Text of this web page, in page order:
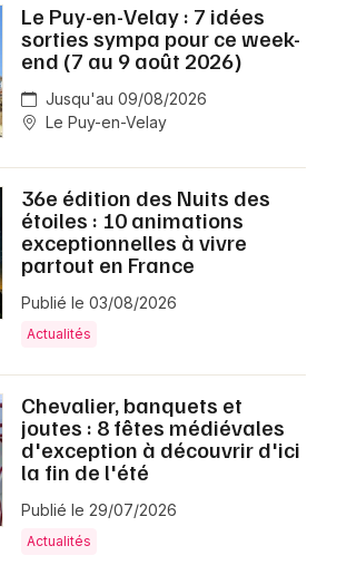
Le Puy-en-Velay : 7 idées
sorties sympa pour ce week-
end (7 au 9 août 2026)
Jusqu'au 09/08/2026
Le Puy-en-Velay
36e édition des Nuits des
étoiles : 10 animations
exceptionnelles à vivre
partout en France
Publié le 03/08/2026
Actualités
Chevalier, banquets et
joutes : 8 fêtes médiévales
d'exception à découvrir d'ici
la fin de l'été
Publié le 29/07/2026
Actualités